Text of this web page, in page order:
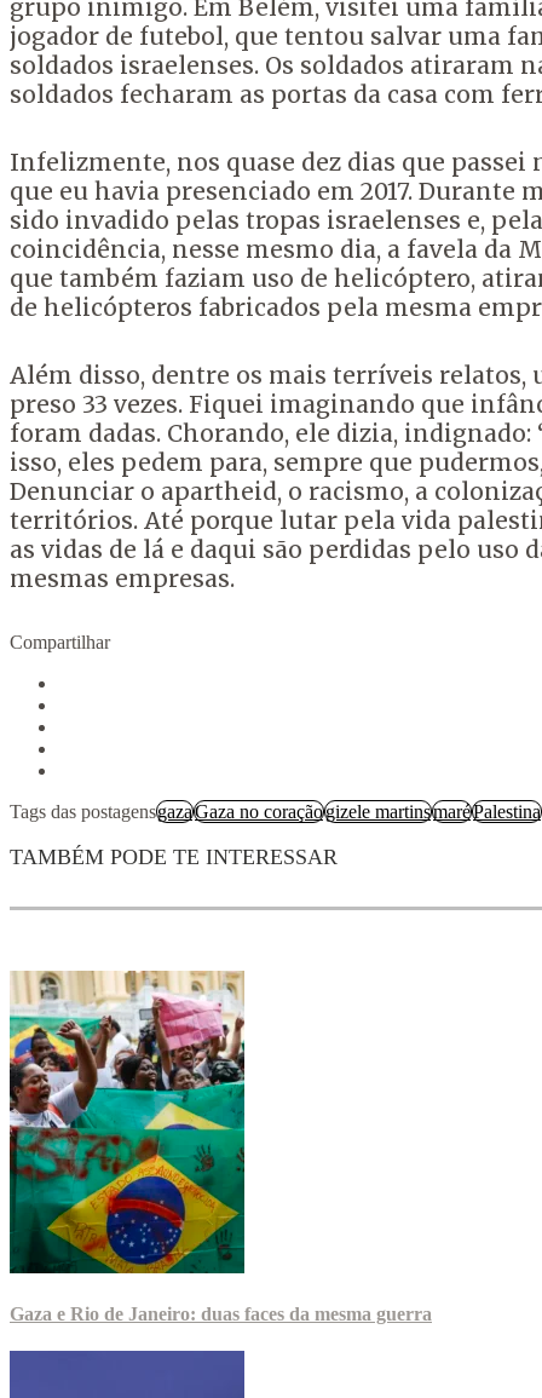
grupo inimigo. Em Belém, visitei uma
jogador de futebol, que tentou salvar uma
soldados israelenses. Os soldados atiraram
soldados fecharam as portas da casa com
Infelizmente, nos quase dez dias que
que eu havia presenciado em 2017.
sido invadido pelas tropas israelenses e,
coincidência, nesse mesmo dia, a favela da
que também faziam uso de helicóptero,
de helicópteros fabricados pela mesma
Além disso, dentre os mais terríveis relatos,
preso 33 vezes. Fiquei imaginando que
foram dadas. Chorando, ele dizia,
isso, eles pedem para, sempre que
Denunciar o apartheid, o racismo, a
territórios. Até porque lutar pela vida
as vidas de lá e daqui são perdidas pelo
mesmas empresas.
Compartilhar
Tags das postagensgazaGaza no coraçãogizele martinsmaréPalestina
TAMBÉM PODE TE INTERESSAR
Gaza e Rio de Janeiro: duas faces da mesma guerra